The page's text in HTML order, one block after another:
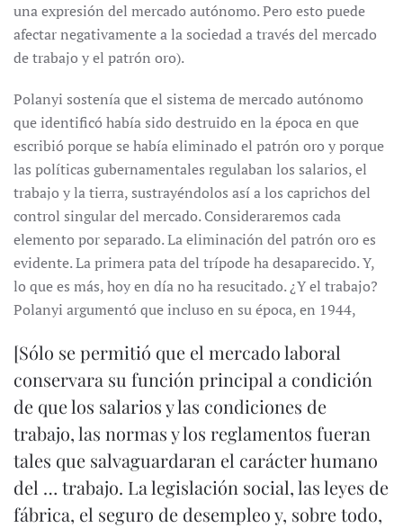
una expresión del mercado autónomo. Pero esto puede
afectar negativamente a la sociedad a través del mercado
de trabajo y el patrón oro).
Polanyi sostenía que el sistema de mercado autónomo
que identificó había sido destruido en la época en que
escribió porque se había eliminado el patrón oro y porque
las políticas gubernamentales regulaban los salarios, el
trabajo y la tierra, sustrayéndolos así a los caprichos del
control singular del mercado. Consideraremos cada
elemento por separado. La eliminación del patrón oro es
evidente. La primera pata del trípode ha desaparecido. Y,
lo que es más, hoy en día no ha resucitado. ¿Y el trabajo?
Polanyi argumentó que incluso en su época, en 1944,
[Sólo se permitió que el mercado laboral
conservara su función principal a condición
de que los salarios y las condiciones de
trabajo, las normas y los reglamentos fueran
tales que salvaguardaran el carácter humano
del … trabajo. La legislación social, las leyes de
fábrica, el seguro de desempleo y, sobre todo,